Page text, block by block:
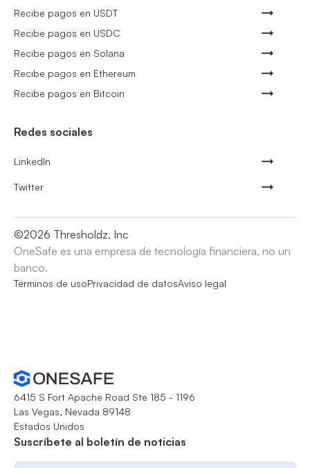
Recibe pagos en USDT
Recibe pagos en USDC
Recibe pagos en Solana
Recibe pagos en Ethereum
Recibe pagos en Bitcoin
Redes sociales
LinkedIn
Twitter
©2026 Thresholdz, Inc
OneSafe es una empresa de tecnología financiera, no un
banco.
Términos de usoPrivacidad de datosAviso legal
6415 S Fort Apache Road Ste 185 - 1196
Las Vegas, Nevada 89148
Estados Unidos
Suscríbete al boletín de noticias